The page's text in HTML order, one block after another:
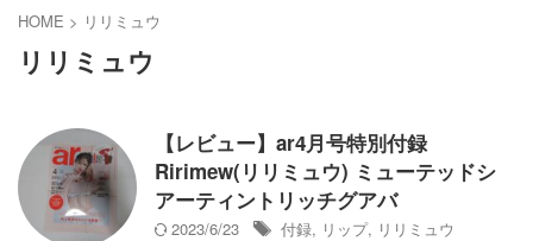
HOME > リリミュウ
リリミュウ
【レビュー】ar4月号特別付録
Ririmew(リリミュウ) ミューテッドシ
アーティントリッチグアバ
2023/6/23 付録, リップ, リリミュウ